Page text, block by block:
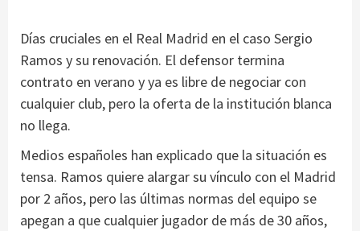
Días cruciales en el Real Madrid en el caso Sergio
Ramos y su renovación. El defensor termina
contrato en verano y ya es libre de negociar con
cualquier club, pero la oferta de la institución blanca
no llega.
Medios españoles han explicado que la situación es
tensa. Ramos quiere alargar su vínculo con el Madrid
por 2 años, pero las últimas normas del equipo se
apegan a que cualquier jugador de más de 30 años,